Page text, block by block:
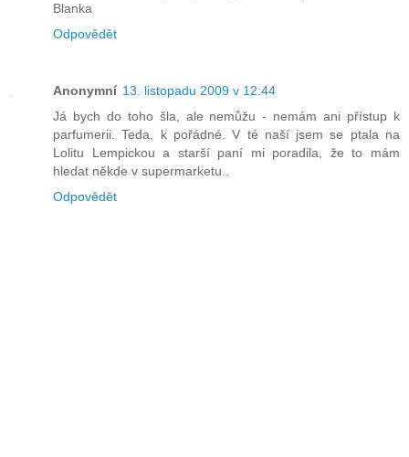
Blanka
Odpovědět
Anonymní 13. listopadu 2009 v 12:44
Já bych do toho šla, ale nemůžu - nemám ani přístup k
parfumerii. Teda, k pořádné. V té naší jsem se ptala na
Lolitu Lempickou a starší paní mi poradila, že to mám
hledat někde v supermarketu..
Odpovědět